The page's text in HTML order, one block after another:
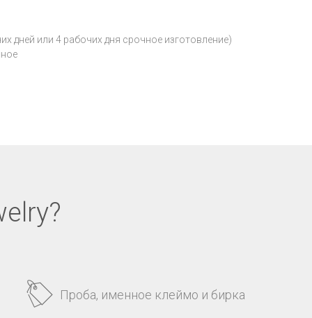
дней или 4 рабочих дня срочное изготовление)
Проба, именное клеймо и бирка